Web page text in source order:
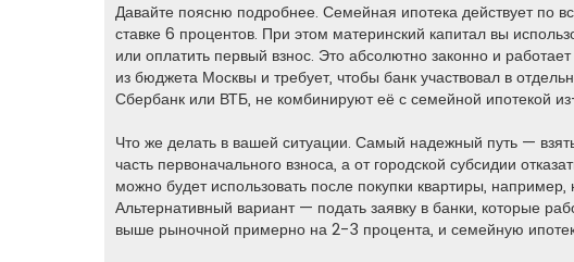
Давайте поясню подробнее. Семейная ипотека действует по
ставке 6 процентов. При этом материнский капитал вы
или оплатить первый взнос. Это абсолютно законно и
из бюджета Москвы и требует, чтобы банк участвовал в
Сбербанк или ВТБ, не комбинируют её с семейной ипотекой
Что же делать в вашей ситуации. Самый надежный путь —
часть первоначального взноса, а от городской субсидии
можно будет использовать после покупки квартиры,
Альтернативный вариант — подать заявку в банки, которые
выше рыночной примерно на 2-3 процента, и семейную